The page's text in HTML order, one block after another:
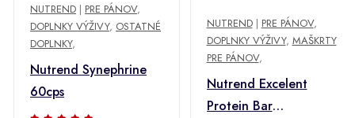
NUTREND | PRE PÁNOV,
DOPLNKY VÝŽIVY, OSTATNÉ
DOPLNKY,
Nutrend Synephrine
60cps
NUTREND| PRE PÁNOV,
DOPLNKY VÝŽIVY, MAŠKRTY
PRE PÁNOV,
Nutrend Excelent
Protein Bar